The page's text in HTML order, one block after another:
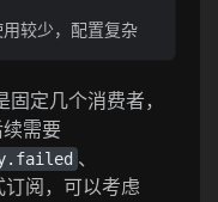
较少，配置复杂
定几个消费者，
需要
、
阅，可以考虑